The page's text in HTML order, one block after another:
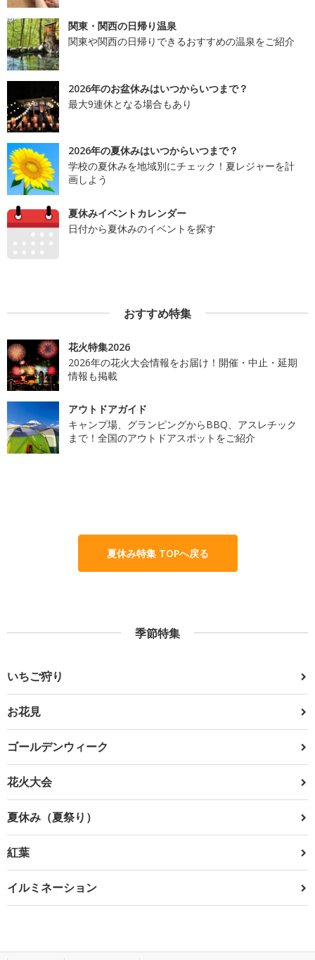
関東・関西の日帰り温泉
関東や関西の日帰りできるおすすめの温泉をご紹介
2026年のお盆休みはいつからいつまで？
最大9連休となる場合もあり
2026年の夏休みはいつからいつまで？
学校の夏休みを地域別にチェック！夏レジャーを計
画しよう
夏休みイベントカレンダー
日付から夏休みのイベントを探す
おすすめ特集
花火特集2026
2026年の花火大会情報をお届け！開催・中止・延期
情報も掲載
アウトドアガイド
キャンプ場、グランピングからBBQ、アスレチック
まで！全国のアウトドアスポットをご紹介
夏休み特集 TOPへ戻る
季節特集
いちご狩り
お花見
ゴールデンウィーク
花火大会
夏休み（夏祭り）
紅葉
イルミネーション